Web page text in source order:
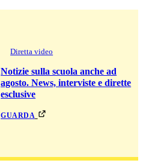
Diretta video
Notizie sulla scuola anche ad
agosto. News, interviste e dirette
esclusive
guarda